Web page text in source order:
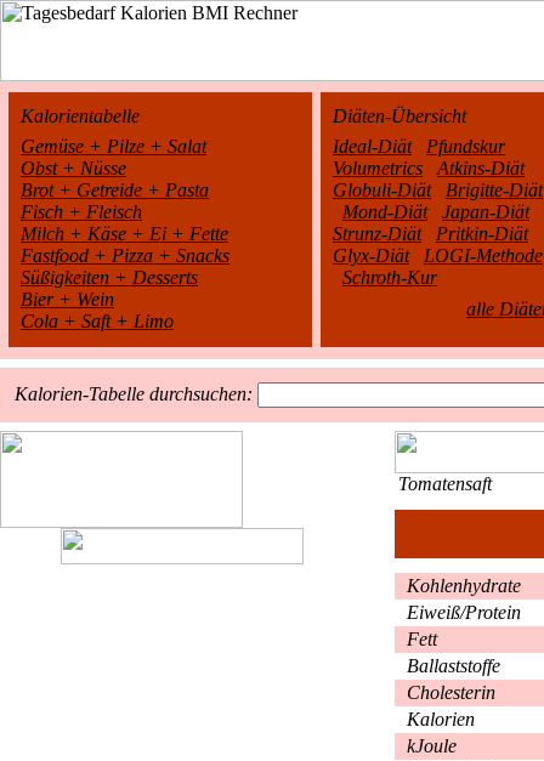
Kalorientabelle
Gemüse + Pilze + Salat
Obst + Nüsse
Brot + Getreide + Pasta
Fisch + Fleisch
Milch + Käse + Ei + Fette
Fastfood + Pizza + Snacks
Süßigkeiten + Desserts
Bier + Wein
Cola + Saft + Limo
Diäten-Übersicht
Ideal-Diät
Pfundskur
Volumetrics
Atkins-Diät
Globuli-Diät
Brigitte-Diät
Mond-Diät
Japan-Diät
Strunz-Diät
Pritkin-Diät
Glyx-Diät
LOGI-Methode
Schroth-Kur
alle
Kalorien-Tabelle durchsuchen:
Tomatensaft
Kohlenhydrate
Eiweiß/Protein
Fett
Ballaststoffe
Cholesterin
Kalorien
kJoule